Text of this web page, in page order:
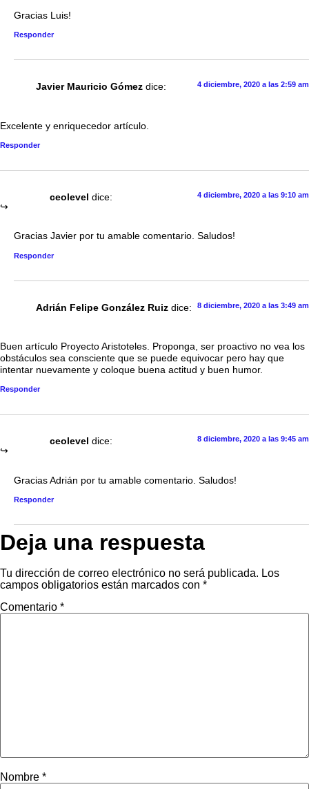
Gracias Luis!
Responder
Javier Mauricio Gómez dice: 4 diciembre, 2020 a las 2:59 am
Excelente y enriquecedor artículo.
Responder
ceolevel dice: 4 diciembre, 2020 a las 9:10 am
Gracias Javier por tu amable comentario. Saludos!
Responder
Adrián Felipe González Ruiz dice: 8 diciembre, 2020 a las 3:49 am
Buen artículo Proyecto Aristoteles. Proponga, ser proactivo no vea los
obstáculos sea consciente que se puede equivocar pero hay que
intentar nuevamente y coloque buena actitud y buen humor.
Responder
ceolevel dice: 8 diciembre, 2020 a las 9:45 am
Gracias Adrián por tu amable comentario. Saludos!
Responder
Deja una respuesta
Tu dirección de correo electrónico no será publicada. Los
campos obligatorios están marcados con *
Comentario *
Nombre *